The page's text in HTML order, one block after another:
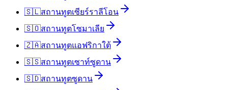
🇸🇱สถานทูตเซียร์ราลีโอน
🇸🇴สถานทูตโซมาเลีย
🇿🇦สถานทูตแอฟริกาใต้
🇸🇸สถานทูตเซาท์ซูดาน
🇸🇩สถานทูตซูดาน